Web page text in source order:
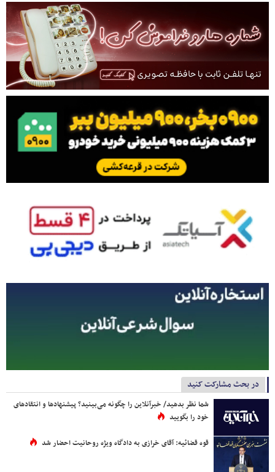
در بحث مشارکت کنید
شما نظر بدهید/ خبرآنلاین را چگونه می‌بینید؟ پیشنهادها و انتقادهای
خود را بگویید
قوه قضائیه: آقای خرازی به دادگاه ویژه روحانیت احضار شد